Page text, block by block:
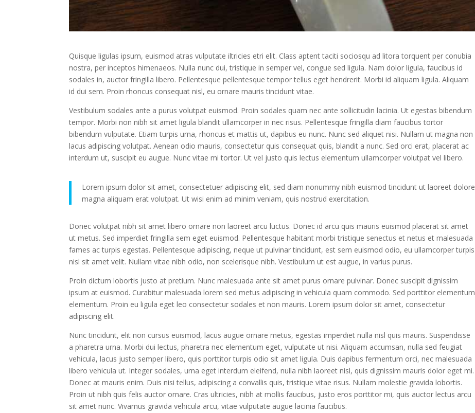
Quisque ligulas ipsum, euismod atras vulputate iltricies etri elit. Class aptent taciti sociosqu ad litora torquent per conubia
nostra, per inceptos himenaeos. Nulla nunc dui, tristique in semper vel, congue sed ligula. Nam dolor ligula, faucibus id
sodales in, auctor fringilla libero. Pellentesque pellentesque tempor tellus eget hendrerit. Morbi id aliquam ligula. Aliquam
id dui sem. Proin rhoncus consequat nisl, eu ornare mauris tincidunt vitae.
Vestibulum sodales ante a purus volutpat euismod. Proin sodales quam nec ante sollicitudin lacinia. Ut egestas bibendum
tempor. Morbi non nibh sit amet ligula blandit ullamcorper in nec risus. Pellentesque fringilla diam faucibus tortor
bibendum vulputate. Etiam turpis urna, rhoncus et mattis ut, dapibus eu nunc. Nunc sed aliquet nisi. Nullam ut magna non
lacus adipiscing volutpat. Aenean odio mauris, consectetur quis consequat quis, blandit a nunc. Sed orci erat, placerat ac
interdum ut, suscipit eu augue. Nunc vitae mi tortor. Ut vel justo quis lectus elementum ullamcorper volutpat vel libero.
Lorem ipsum dolor sit amet, consectetuer adipiscing elit, sed diam nonummy nibh euismod tincidunt ut laoreet dolore
magna aliquam erat volutpat. Ut wisi enim ad minim veniam, quis nostrud exercitation.
Donec volutpat nibh sit amet libero ornare non laoreet arcu luctus. Donec id arcu quis mauris euismod placerat sit amet
ut metus. Sed imperdiet fringilla sem eget euismod. Pellentesque habitant morbi tristique senectus et netus et malesuada
fames ac turpis egestas. Pellentesque adipiscing, neque ut pulvinar tincidunt, est sem euismod odio, eu ullamcorper turpis
nisl sit amet velit. Nullam vitae nibh odio, non scelerisque nibh. Vestibulum ut est augue, in varius purus.
Proin dictum lobortis justo at pretium. Nunc malesuada ante sit amet purus ornare pulvinar. Donec suscipit dignissim
ipsum at euismod. Curabitur malesuada lorem sed metus adipiscing in vehicula quam commodo. Sed porttitor elementum
elementum. Proin eu ligula eget leo consectetur sodales et non mauris. Lorem ipsum dolor sit amet, consectetur
adipiscing elit.
Nunc tincidunt, elit non cursus euismod, lacus augue ornare metus, egestas imperdiet nulla nisl quis mauris. Suspendisse
a pharetra urna. Morbi dui lectus, pharetra nec elementum eget, vulputate ut nisi. Aliquam accumsan, nulla sed feugiat
vehicula, lacus justo semper libero, quis porttitor turpis odio sit amet ligula. Duis dapibus fermentum orci, nec malesuada
libero vehicula ut. Integer sodales, urna eget interdum eleifend, nulla nibh laoreet nisl, quis dignissim mauris dolor eget mi.
Donec at mauris enim. Duis nisi tellus, adipiscing a convallis quis, tristique vitae risus. Nullam molestie gravida lobortis.
Proin ut nibh quis felis auctor ornare. Cras ultricies, nibh at mollis faucibus, justo eros porttitor mi, quis auctor lectus arcu
sit amet nunc. Vivamus gravida vehicula arcu, vitae vulputate augue lacinia faucibus.